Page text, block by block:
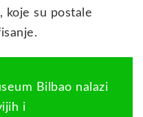
koje su postale
Bilbao nalazi
i